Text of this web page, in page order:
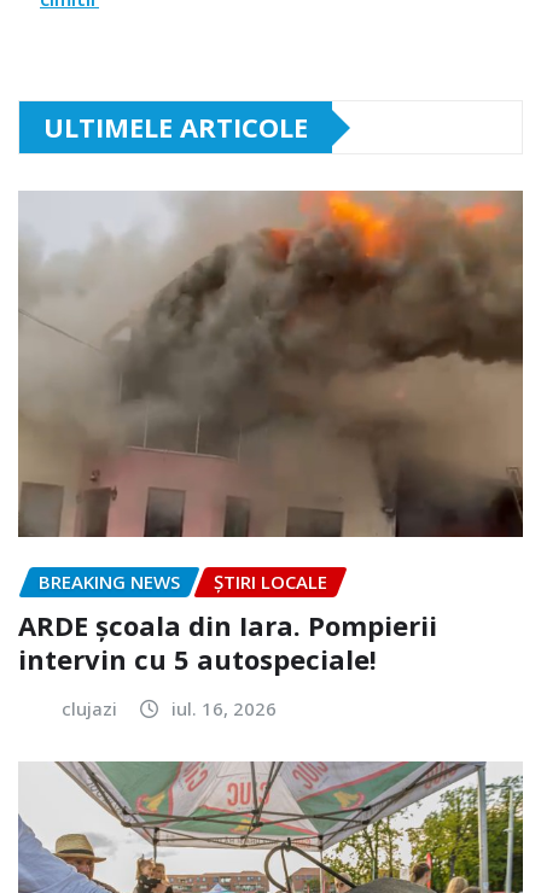
ULTIMELE ARTICOLE
BREAKING NEWS ȘTIRI LOCALE
ARDE școala din Iara. Pompierii
intervin cu 5 autospeciale!
clujazi iul. 16, 2026